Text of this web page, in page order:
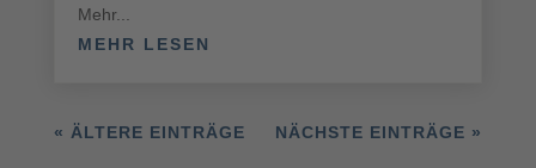
Mehr...
MEHR LESEN
« ÄLTERE EINTRÄGE NÄCHSTE EINTRÄGE »